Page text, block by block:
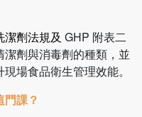
劑法規及 GHP 附表二
劑與消毒劑的種類，並
場食品衛生管理效能。
課？